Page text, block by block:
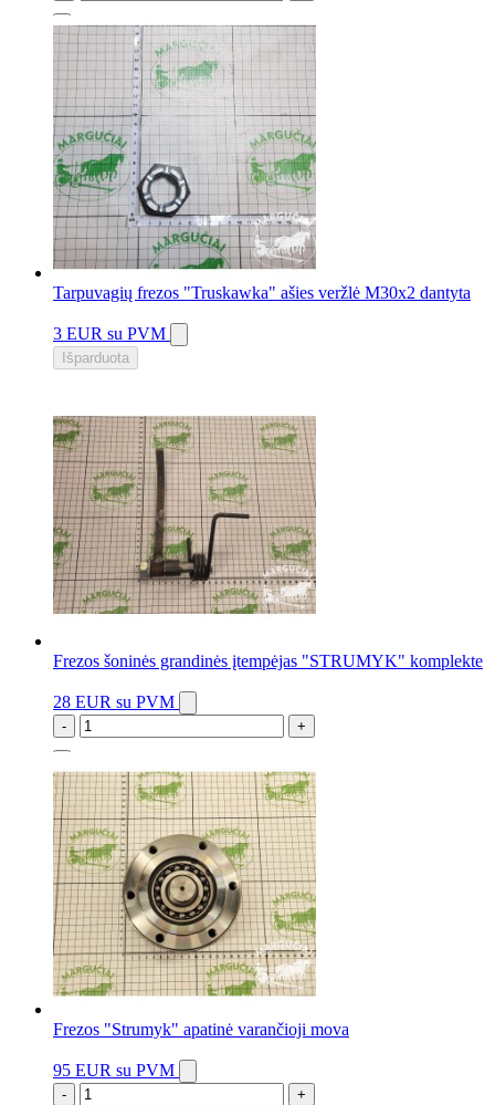
2 vnt.
Tarpuvagių frezos "Truskawka" ašies veržlė M30x2 dantyta
3 EUR su PVM
Išparduota
Frezos šoninės grandinės įtempėjas "STRUMYK" komplekte
28 EUR su PVM
- +
6 vnt.
Frezos "Strumyk" apatinė varančioji mova
95 EUR su PVM
- +